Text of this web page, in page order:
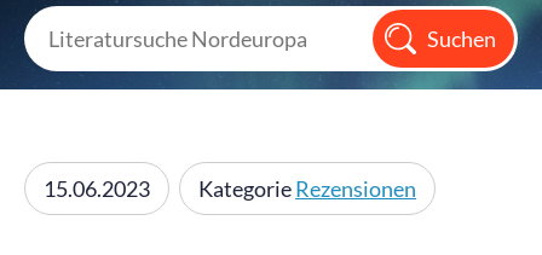
15.06.2023 KategorieRezensionen